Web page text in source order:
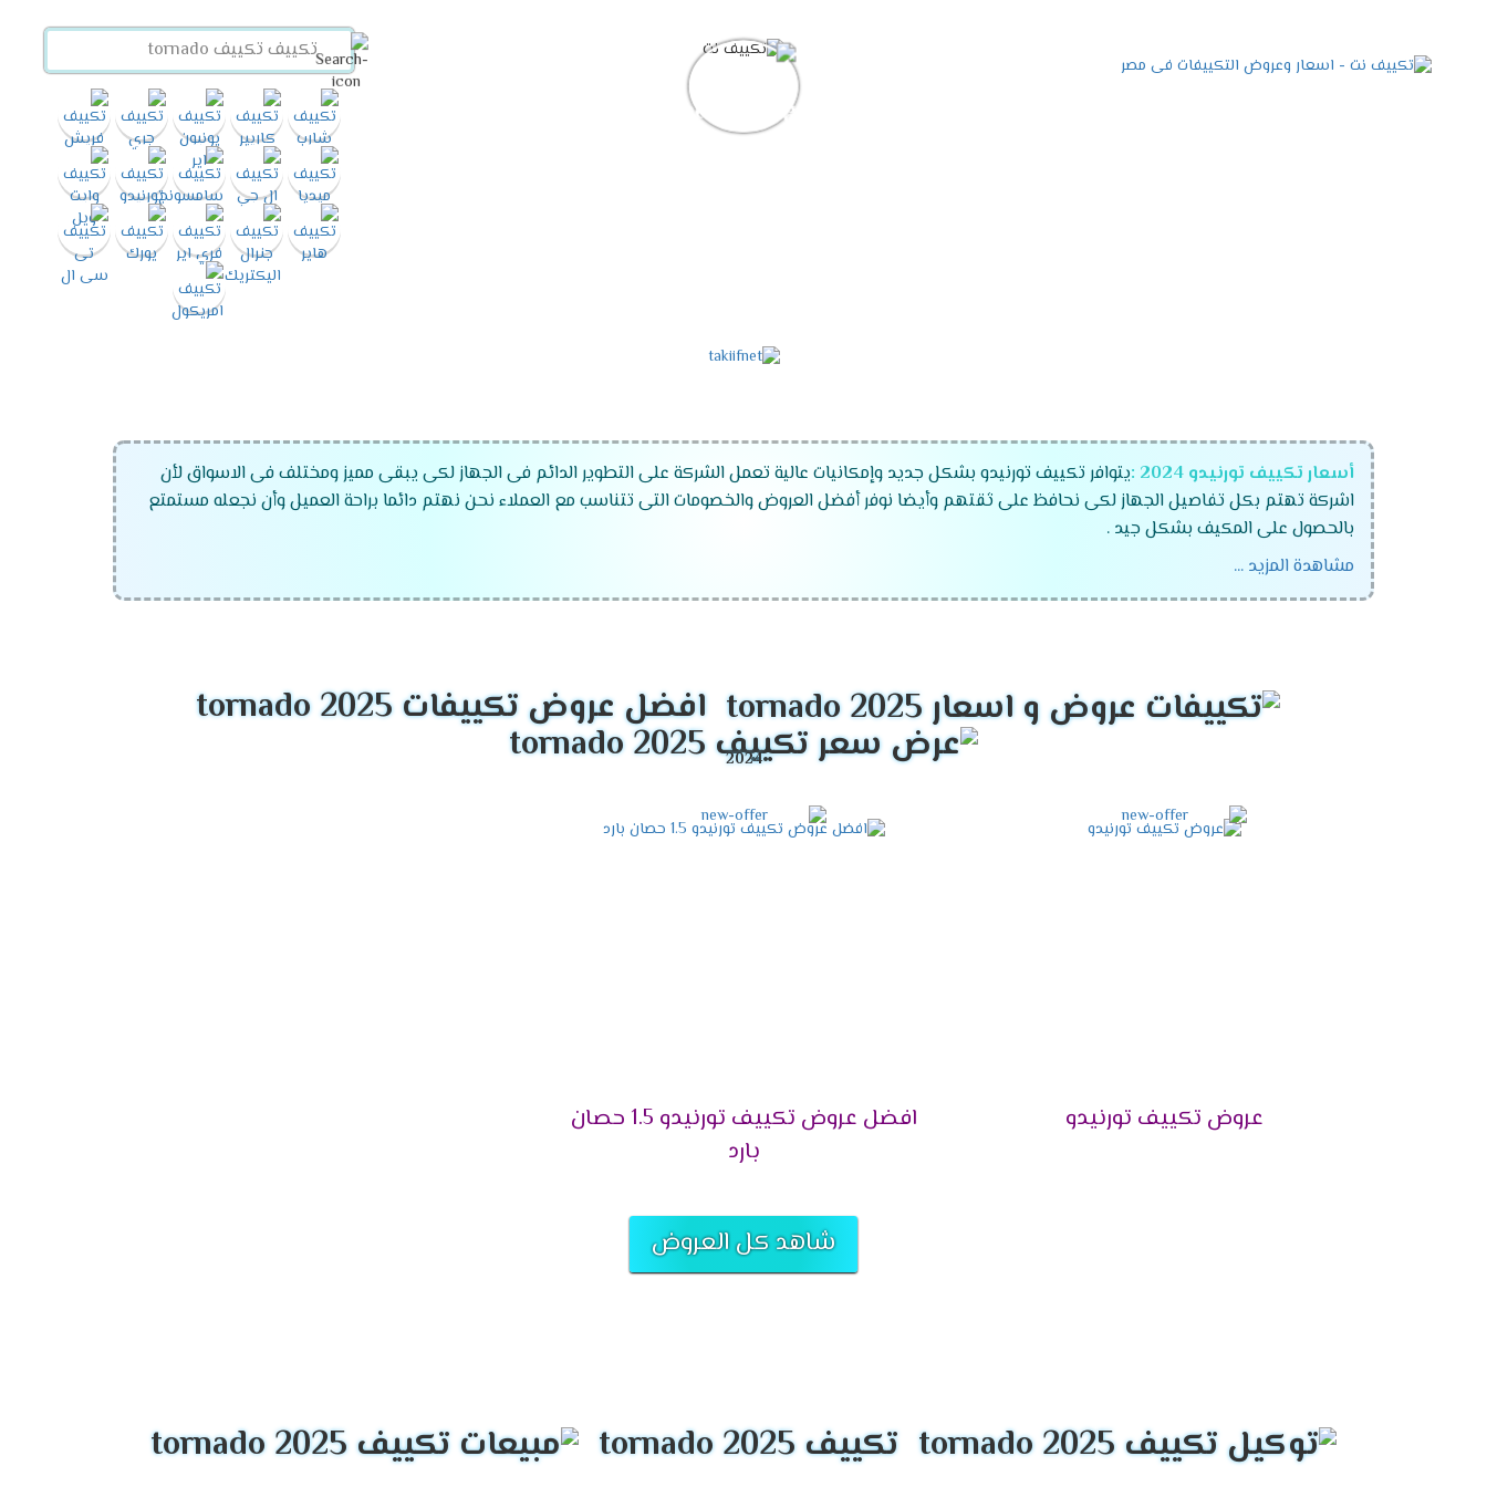
أسعار تكييف تورنيدو 2024
:يتوافر تكييف تورنيدو بشكل جديد وإمكانيات عالية تعمل الشركة على التطوير الدائم فى الجهاز لكى يبقى مميز ومختلف فى الاسواق لأن
اشركة تهتم بكل تفاصيل الجهاز لكى نحافظ على ثقتهم وأيضا نوفر أفضل العروض والخصومات التى تتناسب مع العملاء نحن نهتم دائما براحة العميل وأن نجعله مستمتع
بالحصول على المكيف بشكل جيد .
قدرات تكييف تورنيدو 2024
تكييف تورنيدو 5 حصان .
موديلات تكييف تورنيدو2024
تكييف تورنيدو 2.25 حصان يتناسب مع مساحة 23 متر مربع .
يتوافر به كل ما هو جديد ليكون جهاز مميز فى الاسواق .
مشاهدة المزيد ...
افضل عروض تكييفات tornado 2025
عروض تكييف تورنيدو
افضل عروض تكييف تورنيدو 1.5 حصان
بارد
شاهد كل العروض
تكييف tornado 2025